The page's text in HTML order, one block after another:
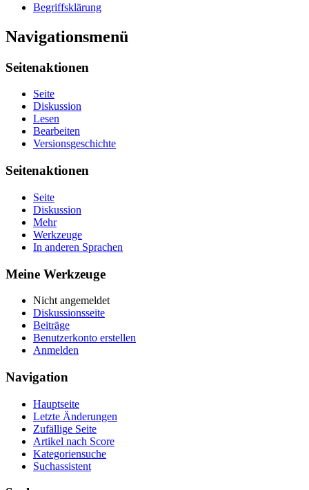
Begriffsklärung
Navigationsmenü
Seitenaktionen
Seite
Diskussion
Lesen
Bearbeiten
Versionsgeschichte
Seitenaktionen
Seite
Diskussion
Mehr
Werkzeuge
In anderen Sprachen
Meine Werkzeuge
Nicht angemeldet
Diskussionsseite
Beiträge
Benutzerkonto erstellen
Anmelden
Navigation
Hauptseite
Letzte Änderungen
Zufällige Seite
Artikel nach Score
Kategoriensuche
Suchassistent